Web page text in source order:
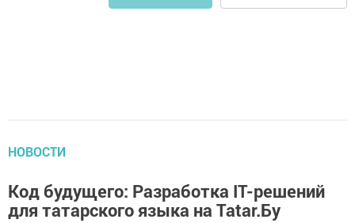
НОВОСТИ
Код будущего: Разработка IT-решений
для татарского языка на Tatar.Бу